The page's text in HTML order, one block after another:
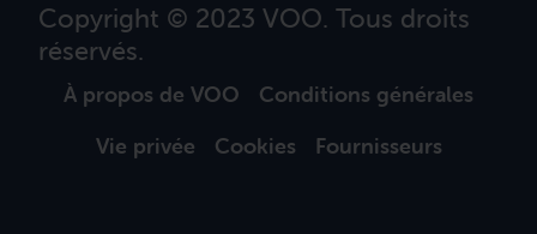
Copyright © 2023 VOO. Tous droits
réservés.
À propos de VOO
Conditions générales
Vie privée
Cookies Fournisseurs